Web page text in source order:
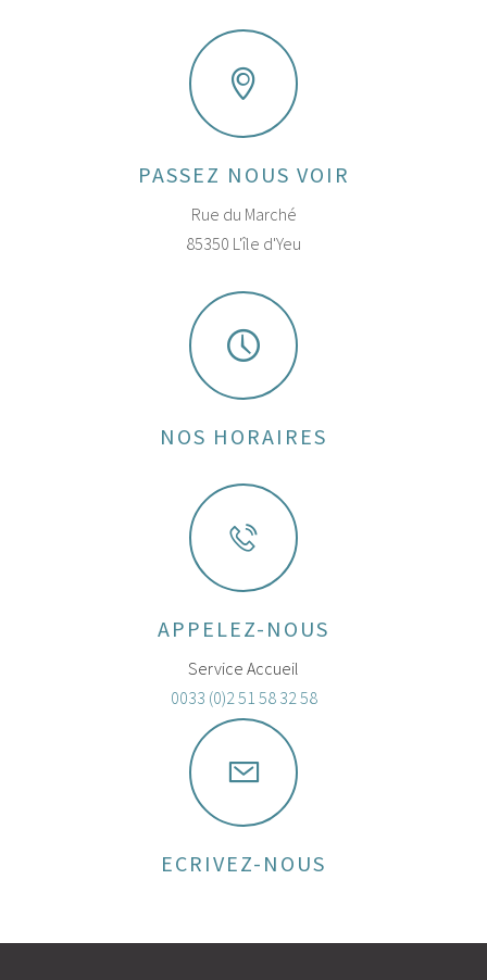
PASSEZ NOUS VOIR
Rue du Marché
85350 L'île d'Yeu
NOS HORAIRES
APPELEZ-NOUS
Service Accueil
0033 (0)2 51 58 32 58
ECRIVEZ-NOUS